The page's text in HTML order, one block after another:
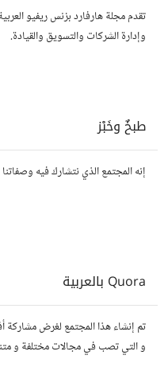
تقدم مجلة هارفارد بزنس ريفيو
وإدارة الشركات والتسويق والقيادة.
طبخٌ وخَبْز
إنه المجتمع الذي نتشارك فيه
Quora بالعربية
تم إنشاء هذا المجتمع لغرض مشاركة
و التي تصب في مجالات مختلفة و